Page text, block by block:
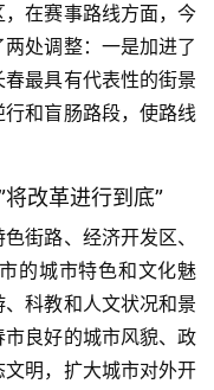
在赛事路线方面，今
处调整：一是加进了
最具有代表性的街景
和盲肠路段，使路线
改革进行到底”
街路、经济开发区、
的城市特色和文化魅
科教和人文状况和景
良好的城市风貌、政
明，扩大城市对外开